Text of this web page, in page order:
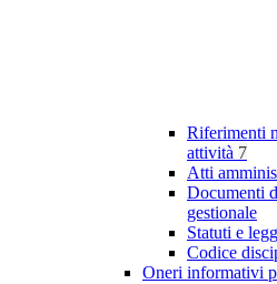
Riferimenti
attività 7
Atti
Documenti
gestionale
Statuti e
Codice
Oneri informativi